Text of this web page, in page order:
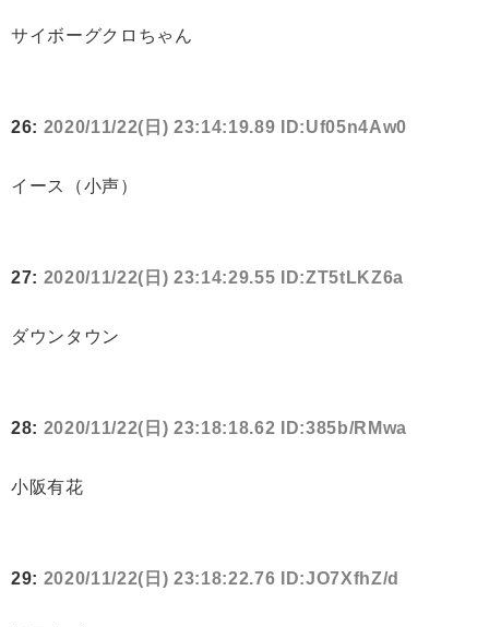
サイボーグクロちゃん
26: 2020/11/22(日) 23:14:19.89 ID:Uf05n4Aw0
イース（小声）
27: 2020/11/22(日) 23:14:29.55 ID:ZT5tLKZ6a
ダウンタウン
28: 2020/11/22(日) 23:18:18.62 ID:385b/RMwa
小阪有花
29: 2020/11/22(日) 23:18:22.76 ID:JO7XfhZ/d